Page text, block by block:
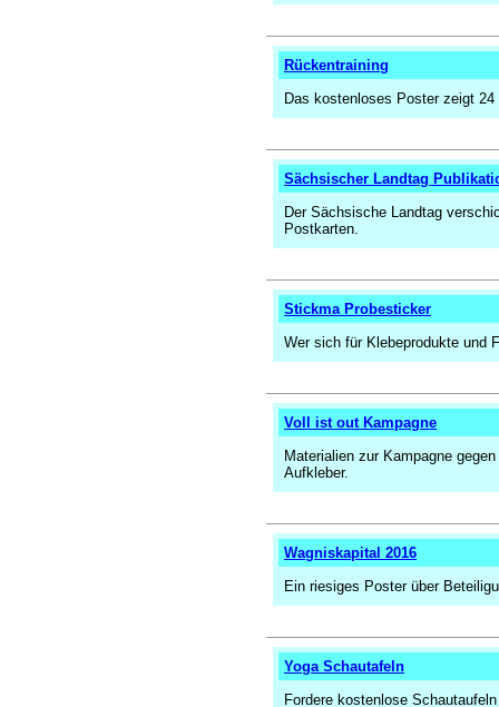
Rückentraining
Das kostenloses Poster zeigt
Sächsischer Landtag
Der Sächsische Landtag
Postkarten.
Stickma Probesticker
Wer sich für Klebeprodukte und
Voll ist out Kampagne
Materialien zur Kampagne
Aufkleber.
Wagniskapital 2016
Ein riesiges Poster über
Yoga Schautafeln
Fordere kostenlose